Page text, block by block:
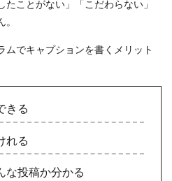
ことがない」「こだわらない」
ムでキャプションを書くメリット
きる
れる
な投稿か分かる